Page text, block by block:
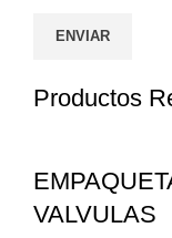
Productos
VALVULAS